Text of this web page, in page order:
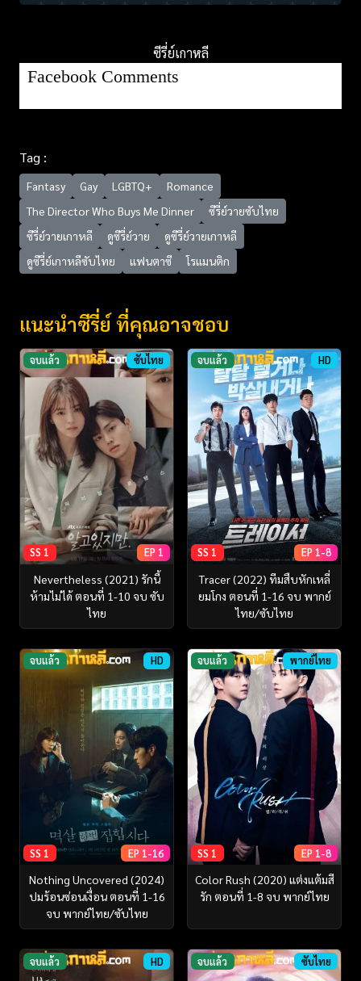
ซีรี่ย์เกาหลี
Facebook Comments
Tag :
Fantasy Gay LGBTQ+
Romance
The Director Who Buys Me Dinner
ซีรี่ย์วายซับไทย
ซีรี่ย์วายเกาหลี
ดูซีรี่ย์วาย
ดูซีรี่ย์วายเกาหลี
ดูซีรี่ย์เกาหลีซับไทย
แฟนตาซี โรแมนติก
แนะนำซีรี่ย์ ที่คุณอาจชอบ
จบแล้ว ซับไทย
SS 1 EP 1
Nevertheless (2021) รักนี้
ห้ามไม่ได้ ตอนที่ 1-10 จบ ซับ
ไทย
จบแล้ว HD
SS 1 EP 1-8
Tracer (2022) ทีมสืบหักเหลี่
ยมโกง ตอนที่ 1-16 จบ พากย์
ไทย/ซับไทย
จบแล้ว HD
SS 1 EP 1-16
Nothing Uncovered (2024)
ปมร้อนซ่อนเงื่อน ตอนที่ 1-16
จบ พากย์ไทย/ซับไทย
จบแล้ว พากย์ไทย
SS 1 EP 1-8
Color Rush (2020) แต่งแต้มสี
รัก ตอนที่ 1-8 จบ พากย์ไทย
จบแล้ว HD จบแล้ว ซับไทย